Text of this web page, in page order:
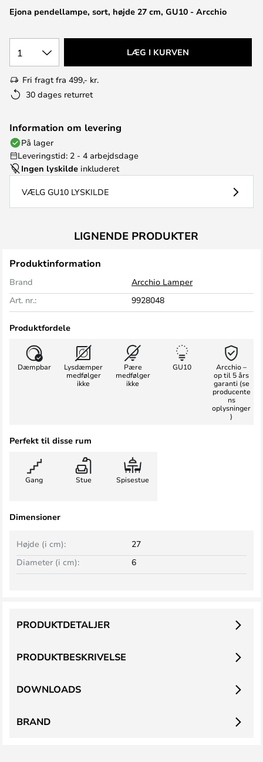
Ejona pendellampe, sort, højde 27 cm, GU10 - Arcchio
1 LÆG I KURVEN
Fri fragt fra 499,- kr.
30 dages returret
Information om levering
På lager
Leveringstid: 2 - 4 arbejdsdage
Ingen lyskilde inkluderet
VÆLG GU10 LYSKILDE
LIGNENDE PRODUKTER
Produktinformation
Brand
Arcchio Lamper
Art. nr.:
9928048
Produktfordele
Dæmpbar
Lysdæmper
medfølger
ikke
Pære
medfølger
ikke
GU10
Arcchio –
op til 5 års
garanti (se
producente
ns
oplysninger
)
Perfekt til disse rum
Gang Stue Spisestue
Dimensioner
Højde (i cm):
27
Diameter (i cm):
6
PRODUKTBESKRIVELSE
PRODUKTDETALJER
DOWNLOADS
BRAND